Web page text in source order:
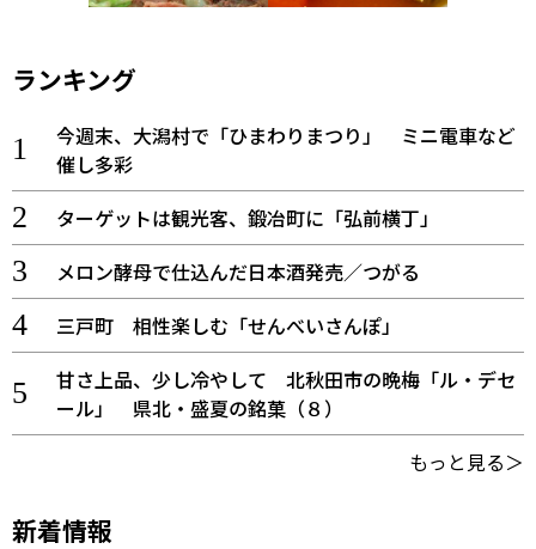
ランキング
今週末、大潟村で「ひまわりまつり」 ミニ電車など
催し多彩
ターゲットは観光客、鍛冶町に「弘前横丁」
メロン酵母で仕込んだ日本酒発売／つがる
三戸町 相性楽しむ「せんべいさんぽ」
甘さ上品、少し冷やして 北秋田市の晩梅「ル・デセ
ール」 県北・盛夏の銘菓（８）
もっと見る＞
新着情報